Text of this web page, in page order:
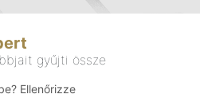
gyűjti össze
Ellenőrizze